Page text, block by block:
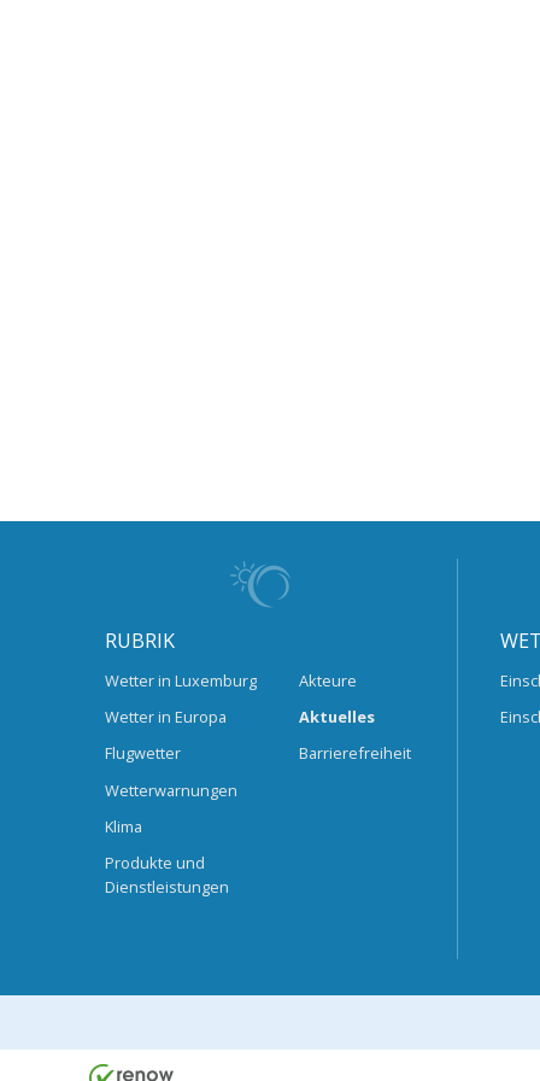
RUBRIK
Wetter in Luxemburg
Wetter in Europa
Flugwetter
Wetterwarnungen
Klima
Produkte und
Dienstleistungen
Akteure
Aktuelles
Barrierefreiheit